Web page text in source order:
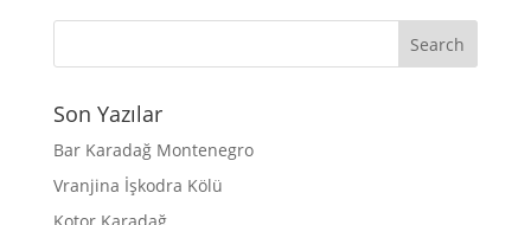
Son Yazılar
Bar Karadağ Montenegro
Vranjina İşkodra Kölü